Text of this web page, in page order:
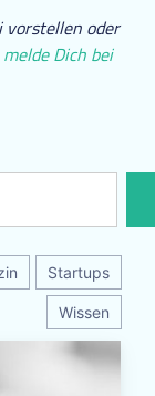
vorstellen oder
melde Dich bei
Startups
Wissen